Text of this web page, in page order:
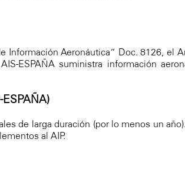
Aeronáutica” Doc. 8126, el
ESPAÑA suministra información
de larga duración (por lo menos un
al AIP.